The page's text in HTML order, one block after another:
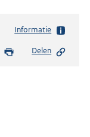
Informatie
Delen